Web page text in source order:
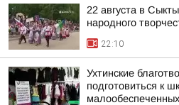
22 августа в
народного
22:10
Ухтинские
подготовиться к